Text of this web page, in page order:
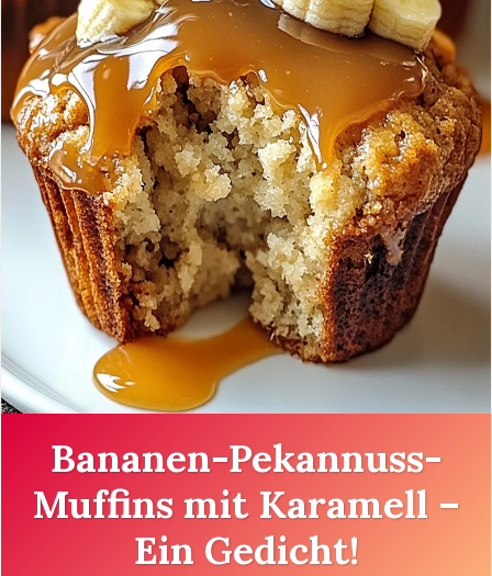
Bananen-Pekannuss-
Muffins mit Karamell –
Ein Gedicht!